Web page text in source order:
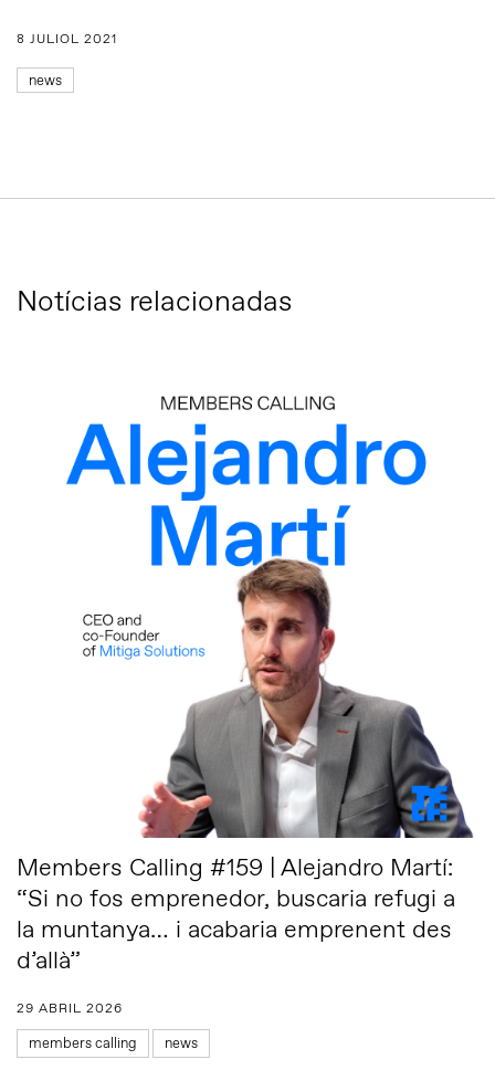
8 JULIOL 2021
news
Notícias relacionadas
Members Calling #159 | Alejandro Martí:
“Si no fos emprenedor, buscaria refugi a
la muntanya… i acabaria emprenent des
d’allà”
29 ABRIL 2026
members calling news